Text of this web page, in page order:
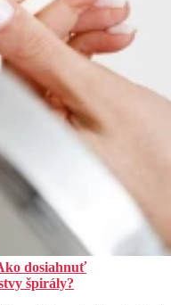
dosiahnuť
špirály?